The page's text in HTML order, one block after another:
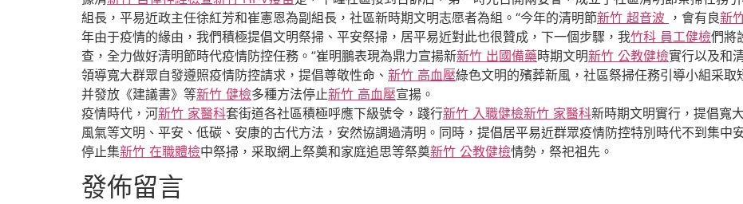
組長，平易近政主任徐紅芳和崔憲恩為副組長，社區新時期文明志愿者為組。“今年的清明節新竹 超音波 ，會有良新
年由于疫情的緣由，我們積極提倡文明祭掃、平安祭掃，居平易近對此也很贊成，下一個步驟，我竹科 員工健檢們將
查，全力做好清明節時代疫情防控任務。”崔明鵬表現為鼎力宣揚新新竹 出國備藥時期文明新竹 公教健檢實行以及和
領導寬大群眾自發遵照疫情防控請求，提倡尊敬性命、 新竹 高血壓綠色文明的殯葬新風，社區祭掃任務引導小組采取
并發放《建議書》等新竹 健檢多種方法停止新竹 高血壓宣揚。
疫情時代，河新竹 家醫科套街道各社區積極呼應下級號令，踐行新竹 入職健檢新竹 家醫科新時期文明實行，提倡寬
風氣等文明、平安、低碳、安康的古代方法，安然協調過清明。同時，提倡居平易近群眾疫情防控特別時代不到集中
停止集新竹 在職體檢中祭掃，采取網上祭奠和家庭追思等祭奠新竹 公教健檢情勢，祭祀祖先。
發佈留言